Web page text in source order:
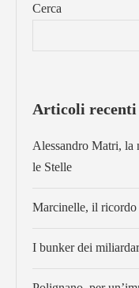
Cerca
Articoli recenti
Alessandro Matri, la
le Stelle
Marcinelle, il ricordo
I bunker dei